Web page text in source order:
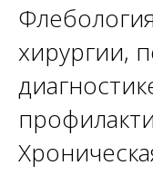
хирургии,